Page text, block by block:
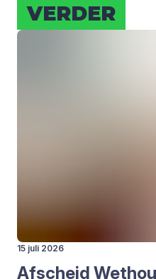
VER­DER
15 juli 2026
Afscheid